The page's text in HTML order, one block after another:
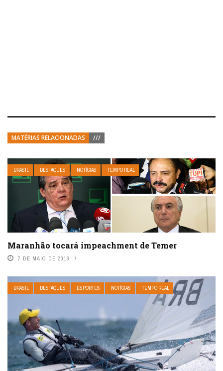
MATÉRIAS RELACIONADAS ///
BRASIL DESTAQUES NOTÍCIAS TEMPO REAL
Maranhão tocará impeachment de Temer
7 DE MAIO DE 2016
BRASIL DESTAQUES ESPORTES NOTÍCIAS TEMPO REAL